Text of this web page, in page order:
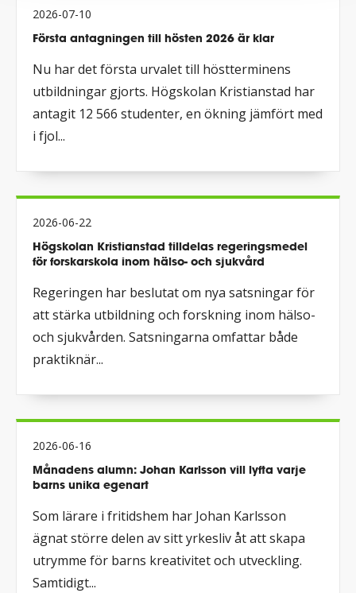
2026-07-10
Första antagningen till hösten 2026 är klar
Nu har det första urvalet till höstterminens
utbildningar gjorts. Högskolan Kristianstad har
antagit 12 566 studenter, en ökning jämfört med
i fjol...
2026-06-22
Högskolan Kristianstad tilldelas regeringsmedel
för forskarskola inom hälso- och sjukvård
Regeringen har beslutat om nya satsningar för
att stärka utbildning och forskning inom hälso-
och sjukvården. Satsningarna omfattar både
praktiknär...
2026-06-16
Månadens alumn: Johan Karlsson vill lyfta varje
barns unika egenart
Som lärare i fritidshem har Johan Karlsson
ägnat större delen av sitt yrkesliv åt att skapa
utrymme för barns kreativitet och utveckling.
Samtidigt...